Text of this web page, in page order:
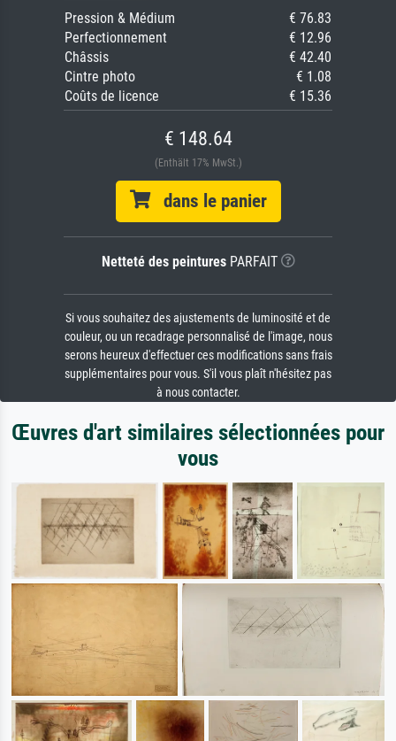
Pression & Médium
€ 76.83
Perfectionnement
€ 12.96
Châssis
€ 42.40
Cintre photo
€ 1.08
Coûts de licence
€ 15.36
€ 148.64
(Enthält 17% MwSt.)
dans le panier
Netteté des peinturesPARFAIT
Si vous souhaitez des ajustements de luminosité et de
couleur, ou un recadrage personnalisé de l'image, nous
serons heureux d'effectuer ces modifications sans frais
supplémentaires pour vous. S'il vous plaît n'hésitez pas
à nous contacter.
Œuvres d'art similaires sélectionnées pour
vous